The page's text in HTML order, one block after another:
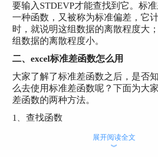
要输入STDEVP才能查找到它。标
一种函数，又被称为标准偏差，它
时，就说明这组数据的离散程度大
组数据的离散程度小。
二、excel标准差函数怎么用
大家了解了标准差函数之后，是否
么去使用标准差函数呢？下面为大
差函数的两种方法。
1、查找函数
打开excel，单击选中要输入标准差
格，然后点击主界面中间的“fx”按钮
展开阅读全文
︾